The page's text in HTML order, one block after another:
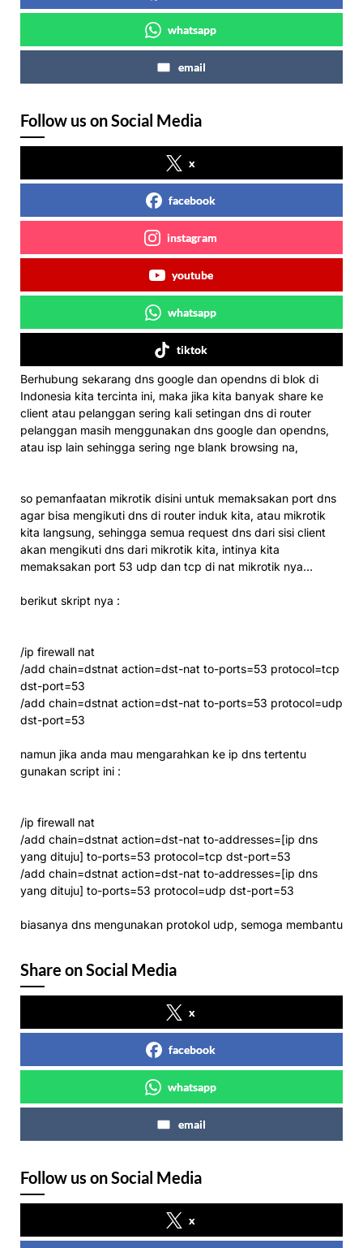
whatsapp
email
Follow us on Social Media
x
facebook
instagram
youtube
whatsapp
tiktok
Berhubung sekarang dns google dan opendns di blok di
Indonesia kita tercinta ini, maka jika kita banyak share ke
client atau pelanggan sering kali setingan dns di router
pelanggan masih menggunakan dns google dan opendns,
atau isp lain sehingga sering nge blank browsing na,
so pemanfaatan mikrotik disini untuk memaksakan port dns
agar bisa mengikuti dns di router induk kita, atau mikrotik
kita langsung, sehingga semua request dns dari sisi client
akan mengikuti dns dari mikrotik kita, intinya kita
memaksakan port 53 udp dan tcp di nat mikrotik nya…
berikut skript nya :
/ip firewall nat
/add chain=dstnat action=dst-nat to-ports=53 protocol=tcp
dst-port=53
/add chain=dstnat action=dst-nat to-ports=53 protocol=udp
dst-port=53
namun jika anda mau mengarahkan ke ip dns tertentu
gunakan script ini :
/ip firewall nat
/add chain=dstnat action=dst-nat to-addresses=[ip dns
yang dituju] to-ports=53 protocol=tcp dst-port=53
/add chain=dstnat action=dst-nat to-addresses=[ip dns
yang dituju] to-ports=53 protocol=udp dst-port=53
biasanya dns mengunakan protokol udp, semoga membantu
Share on Social Media
x
facebook
whatsapp
email
Follow us on Social Media
x